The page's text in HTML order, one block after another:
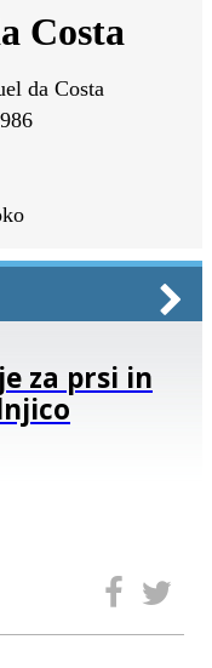
Costa
da Costa
za prsi in